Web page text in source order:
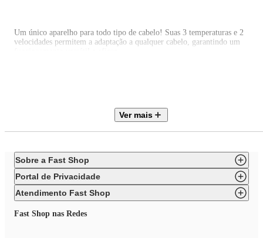
Um único aparelho para todo tipo de cabelo! Suas 3 temperaturas e 2
velocidades permitem a adaptação a qualquer cabelo, garantindo um
• 3 temperaturas disponíveis
• 2 velocidades
• Cordão giratório
• Cordão elétrico com 1,80M
Ver mais
Sobre a Fast Shop
Portal de Privacidade
Atendimento Fast Shop
Fast Shop nas Redes